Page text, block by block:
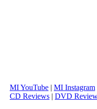
MI YouTube | MI Instagram
CD Reviews | DVD